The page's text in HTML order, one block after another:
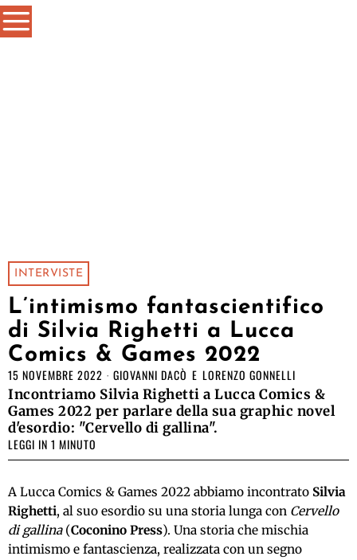
INTERVISTE
L’intimismo fantascientifico
di Silvia Righetti a Lucca
Comics & Games 2022
15 NOVEMBRE 2022 GIOVANNI DACÒ E LORENZO GONNELLI
Incontriamo Silvia Righetti a Lucca Comics &
Games 2022 per parlare della sua graphic novel
d'esordio: "Cervello di gallina".
LEGGI IN 1 MINUTO
A Lucca Comics & Games 2022 abbiamo incontrato Silvia
Righetti, al suo esordio su una storia lunga con Cervello
di gallina(Coconino Press). Una storia che mischia
intimismo e fantascienza, realizzata con un segno